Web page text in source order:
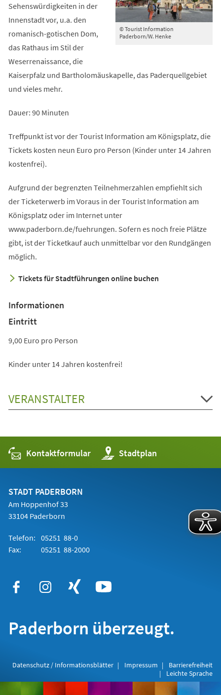
© Tourist Information
Paderborn/W. Henke
Sehenswürdigkeiten in der
Innenstadt vor, u.a. den
romanisch-gotischen Dom,
das Rathaus im Stil der
Weserrenaissance, die
Kaiserpfalz und Bartholomäuskapelle, das Paderquellgebiet
und vieles mehr.
Dauer: 90 Minuten
Treffpunkt ist vor der Tourist Information am Königsplatz, die
Tickets kosten neun Euro pro Person (Kinder unter 14 Jahren
kostenfrei).
Aufgrund der begrenzten Teilnehmerzahlen empfiehlt sich
der Ticketerwerb im Voraus in der Tourist Information am
Königsplatz oder im Internet unter
www.paderborn.de/fuehrungen. Sofern es noch freie Plätze
gibt, ist der Ticketkauf auch unmittelbar vor den Rundgängen
möglich.
Tickets für Stadtführungen online buchen
Informationen
Eintritt
9,00 Euro pro Person
Kinder unter 14 Jahren kostenfrei!
VERANSTALTER
Kontaktformular Stadtplan
(Öffnet
in
einem
STADT PADERBORN
Am Hoppenhof 33
33104 Paderborn
Telefon: 05251 88-0
Fax:
05251 88-2000
Paderborn überzeugt.
Datenschutz / Informationsblätter Impressum
Barrierefreiheit
Leichte Sprache